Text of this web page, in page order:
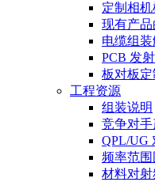
定制相
现有产
电缆组
PCB 发
板对板
工程资源
组装说明
竞争对
QPL/UG
频率范围
材料对